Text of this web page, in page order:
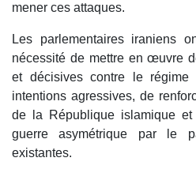
mener ces attaques.
Les parlementaires iraniens
nécessité de mettre en œuvre
et décisives contre le régime
intentions agressives, de
de la République islamique et
guerre asymétrique par le
existantes.